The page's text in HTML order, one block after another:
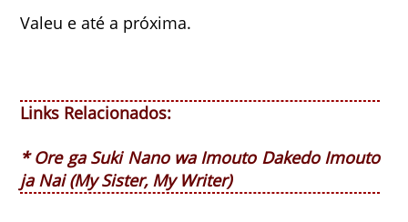
Valeu e até a próxima.
Links Relacionados:
* Ore ga Suki Nano wa Imouto Dakedo Imouto
ja Nai (My Sister, My Writer)